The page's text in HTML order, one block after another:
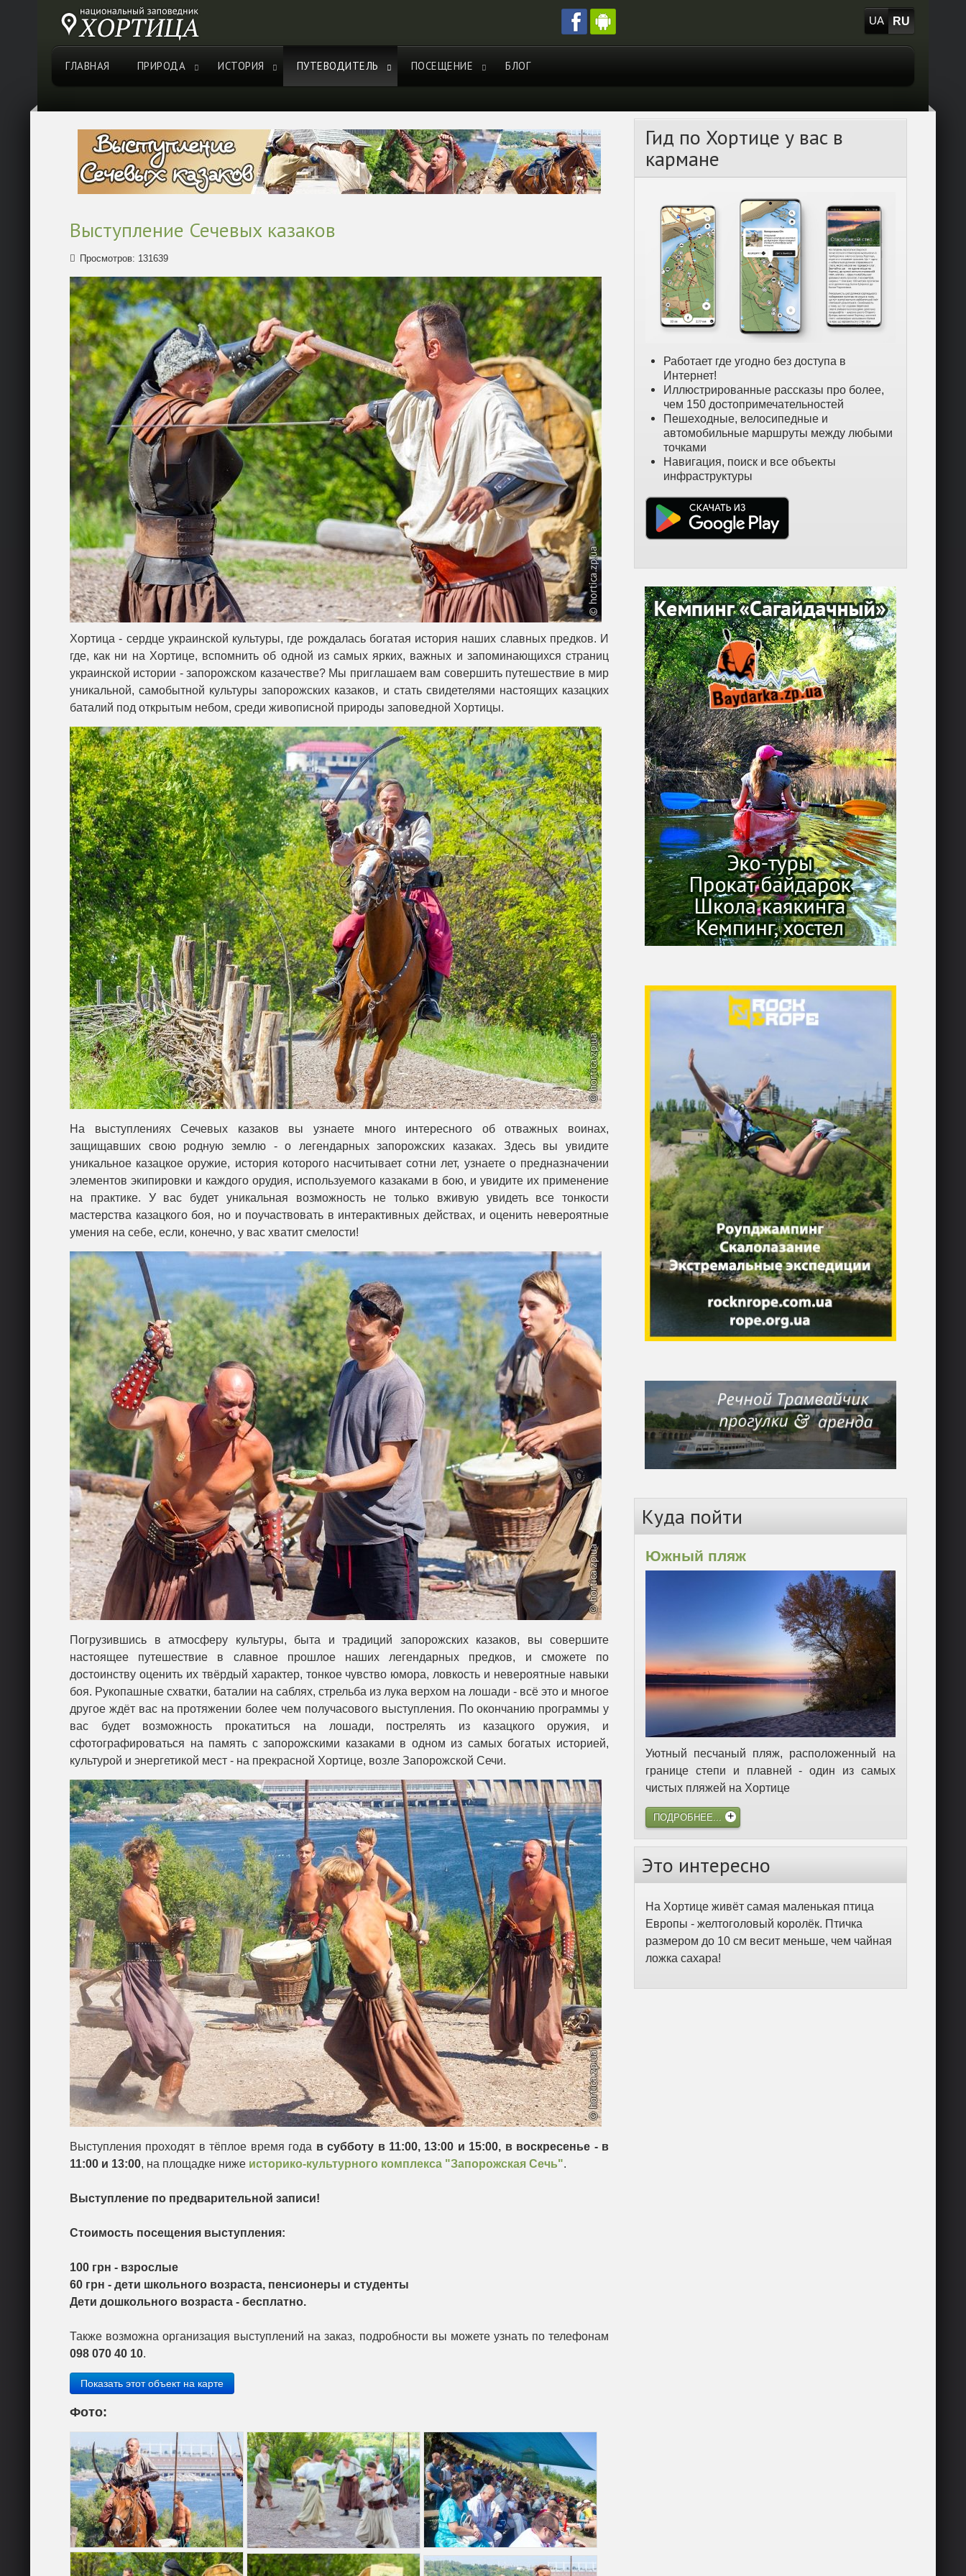
UA RU
ГЛАВНАЯ ПРИРОДА ИСТОРИЯ ПУТЕВОДИТЕЛЬ ПОСЕЩЕНИЕ БЛОГ
Выступление Сечевых казаков
Просмотров: 131639
Хортица - сердце украинской культуры, где рождалась богатая история наших славных предков. И
где, как ни на Хортице, вспомнить об одной из самых ярких, важных и запоминающихся страниц
украинской истории - запорожском казачестве? Мы приглашаем вам совершить путешествие в мир
уникальной, самобытной культуры запорожских казаков, и стать свидетелями настоящих казацких
баталий под открытым небом, среди живописной природы заповедной Хортицы.
На выступлениях Сечевых казаков вы узнаете много интересного об отважных воинах,
защищавших свою родную землю - о легендарных запорожских казаках. Здесь вы увидите
уникальное казацкое оружие, история которого насчитывает сотни лет, узнаете о предназначении
элементов экипировки и каждого орудия, используемого казаками в бою, и увидите их применение
на практике. У вас будет уникальная возможность не только вживую увидеть все тонкости
мастерства казацкого боя, но и поучаствовать в интерактивных действах, и оценить невероятные
умения на себе, если, конечно, у вас хватит смелости!
Погрузившись в атмосферу культуры, быта и традиций запорожских казаков, вы совершите
настоящее путешествие в славное прошлое наших легендарных предков, и сможете по
достоинству оценить их твёрдый характер, тонкое чувство юмора, ловкость и невероятные навыки
боя. Рукопашные схватки, баталии на саблях, стрельба из лука верхом на лошади - всё это и многое
другое ждёт вас на протяжении более чем получасового выступления. По окончанию программы у
вас будет возможность прокатиться на лошади, пострелять из казацкого оружия, и
сфотографироваться на память с запорожскими казаками в одном из самых богатых историей,
культурой и энергетикой мест - на прекрасной Хортице, возле Запорожской Сечи.
Выступления проходят в тёплое время года в субботу в 11:00, 13:00 и 15:00, в воскресенье - в
11:00 и 13:00, на площадке ниже историко-культурного комплекса "Запорожская Сечь".
Выступление по предварительной записи!
Стоимость посещения выступления:
100 грн - взрослые
60 грн - дети школьного возраста, пенсионеры и студенты
Дети дошкольного возраста - бесплатно.
Также возможна организация выступлений на заказ, подробности вы можете узнать по телефонам
098 070 40 10.
Показать этот объект на карте
Фото:
Гид по Хортице у вас в
кармане
Работает где угодно без доступа в
Интернет!
Иллюстрированные рассказы про более,
чем 150 достопримечательностей
Пешеходные, велосипедные и
автомобильные маршруты между любыми
точками
Навигация, поиск и все объекты
инфраструктуры
Куда пойти
Южный пляж
Уютный песчаный пляж, расположенный на
границе степи и плавней - один из самых
чистых пляжей на Хортице
ПОДРОБНЕЕ...
Это интересно
На Хортице живёт самая маленькая птица
Европы - желтоголовый королёк. Птичка
размером до 10 см весит меньше, чем чайная
ложка сахара!